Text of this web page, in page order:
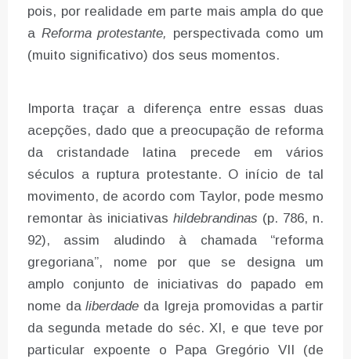
pois, por realidade em parte mais ampla do que
a Reforma protestante, perspectivada como um
(muito significativo) dos seus momentos.
Importa traçar a diferença entre essas duas
acepções, dado que a preocupação de reforma
da cristandade latina precede em vários
séculos a ruptura protestante. O início de tal
movimento, de acordo com Taylor, pode mesmo
remontar às iniciativas hildebrandinas (p. 786, n.
92), assim aludindo à chamada “reforma
gregoriana”, nome por que se designa um
amplo conjunto de iniciativas do papado em
nome daliberdade da Igreja promovidas a partir
da segunda metade do séc. XI, e que teve por
particular expoente o Papa Gregório VII (de